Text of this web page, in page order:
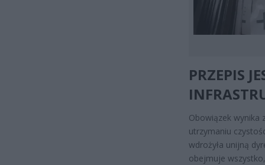
PRZEPIS
Obowiązek wynika
utrzymaniu
wdrożyła unijną
obejmuje